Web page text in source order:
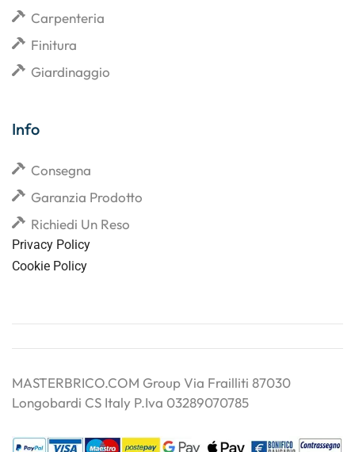
Carpenteria
Finitura
Giardinaggio
Info
Consegna
Garanzia Prodotto
Richiedi Un Reso
Privacy Policy
Cookie Policy
MASTERBRICO.COM Group Via Frailliti 87030
Longobardi CS Italy P.Iva 03289070785